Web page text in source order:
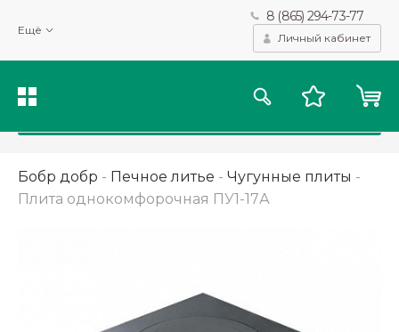
Ещё
8 (865) 294-73-77
Личный кабинет
Бобр добр - Печное литье - Чугунные плиты -
Плита однокомфорочная ПУ1-17А
Мы используем файлы cookie и другие подобные технологии
для получения данных с целью сбора статистики, повышения
качества рекомендаций и предоставления вам возможности
персонализированного просмотра.Подробнее